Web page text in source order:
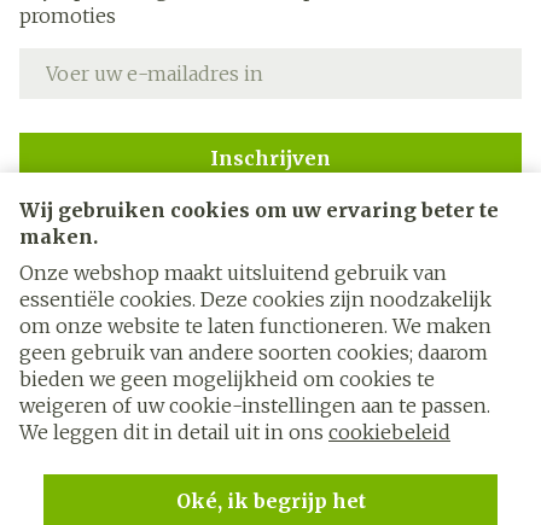
Wij gebruiken cookies om uw ervaring beter te
maken.
Onze webshop maakt uitsluitend gebruik van
essentiële cookies. Deze cookies zijn noodzakelijk
om onze website te laten functioneren. We maken
geen gebruik van andere soorten cookies; daarom
bieden we geen mogelijkheid om cookies te
weigeren of uw cookie-instellingen aan te passen.
We leggen dit in detail uit in ons cookiebeleid
Oké, ik begrijp het
promoties
Inschrijven
Door op inschrijven te klikken, schrijft u zich in voor onze
nieuwsbrief en gaat u akkoord met onze
Juridische links